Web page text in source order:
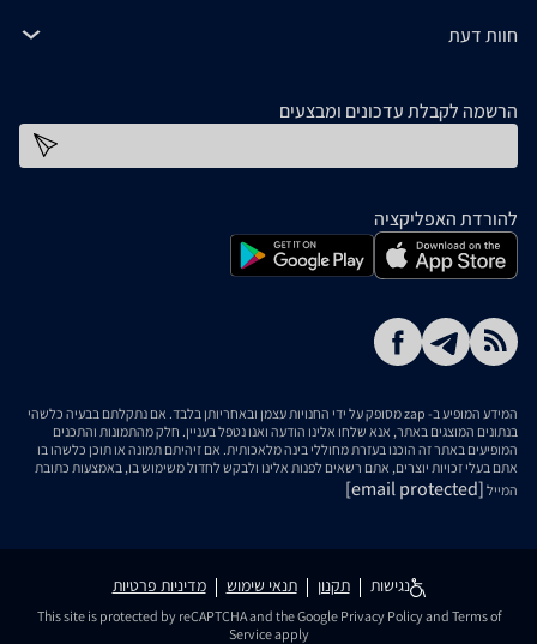
חוות דעת
הרשמה לקבלת עדכונים ומבצעים
להורדת האפליקציה
המידע המופיע ב- zap מסופק על ידי החנויות עצמן ובאחריותן בלבד. אם נתקלתם בבעיה כלשהי
בנתונים המוצגים באתר, אנא שלחו אלינו הודעה ואנו נטפל בעניין. חלק מהתמונות והתכנים
המופיעים באתר זה הוכנו בעזרת מחוללי בינה מלאכותית. אם זיהיתם תמונה או תוכן כלשהו בו
אתם בעלי זכויות יוצרים, אתם רשאים לפנות אלינו ולבקש לחדול משימוש בו, באמצעות כתובת
המייל [email protected]
נגישות תקנון תנאי שימוש מדיניות פרטיות
This site is protected by reCAPTCHA and the Google Privacy Policyand Terms of
Serviceapply